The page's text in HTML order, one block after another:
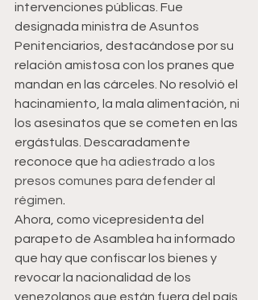
intervenciones públicas. Fue
designada ministra de Asuntos
Penitenciarios, destacándose por su
relación amistosa con los pranes que
mandan en las cárceles. No resolvió el
hacinamiento, la mala alimentación, ni
los asesinatos que se cometen en las
ergástulas. Descaradamente
reconoce que ha adiestrado a los
presos comunes para defender al
régimen.
Ahora, como vicepresidenta del
parapeto de Asamblea ha informado
que hay que confiscar los bienes y
revocar la nacionalidad de los
venezolanos que están fuera del país